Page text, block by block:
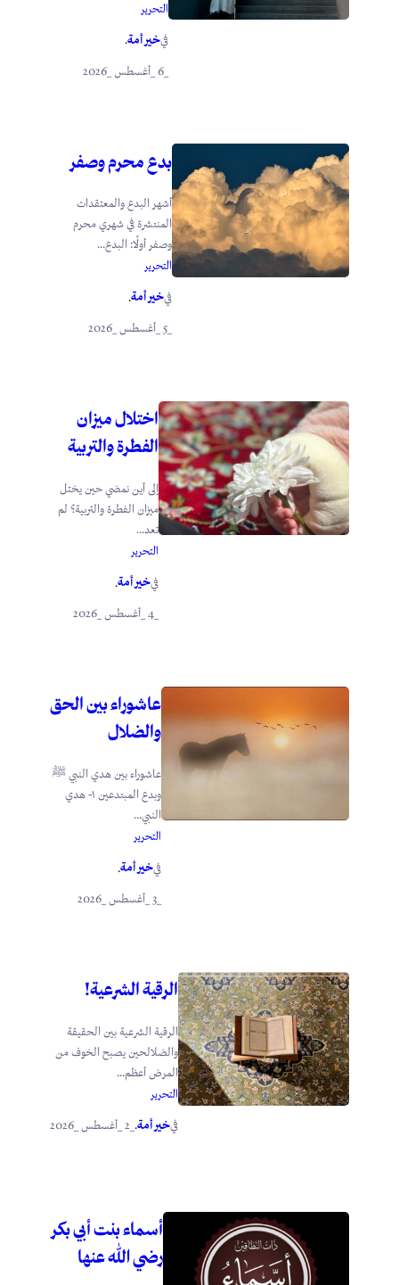
التحرير
فيخير أمة.
بدع محرم وصفر
أشهر البدع والمعتقدات
المنتشرة في شهري محرم
وصفر أولًا: البدع...
التحرير
فيخير أمة.
_5 _أغسطس _2026
اختلال ميزان
الفطرة والتربية
إلى أين نمضي حين يختل
ميزان الفطرة والتربية؟ لم
تعد...
التحرير
فيخير أمة.
_4 _أغسطس _2026
عاشوراء بين الحق
والضلال
عاشوراء بين هدي النبي ﷺ
وبدع المبتدعين ١- هدي
النبي...
التحرير
فيخير أمة.
الرقية الشرعية!
الرقية الشرعية بين الحقيقة
والضلالحين يصبح الخوف من
المرض أعظم...
التحرير
فيخير أمة.
أسماء بنت أبي بكر
رضي الله عنها